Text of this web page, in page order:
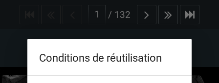
/ 132
Conditions de réutilisation